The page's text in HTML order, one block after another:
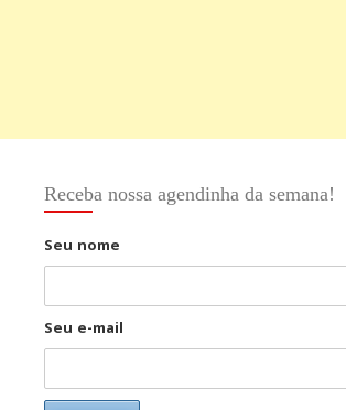
Receba nossa agendinha da semana!
Seu nome
Seu e-mail